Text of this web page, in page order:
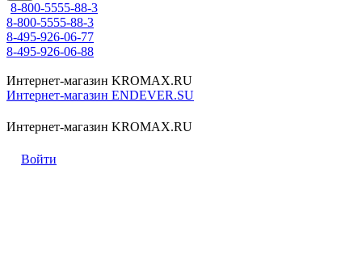
8-800-5555-88-3
8-800-5555-88-3
8-495-926-06-77
8-495-926-06-88
Интернет-магазин KROMAX.RU
Интернет-магазин ENDEVER.SU
Интернет-магазин KROMAX.RU
Войти